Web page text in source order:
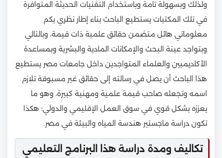
ولذلك وبسهولة تامة وباستخدام التقنيات الحديثة المتوافرة
في تلك المكتبات يستطيع الباحث بناء إطار نظري بكم
معلوماتي هائل متضمن حقائق علمية ذات قيمة، وبالتالي
وبتواجد عينة البحث والإمكانات المادية والبشرية وبمساعدة
الأكاديميين والعلماء المتواجدين داخل جامعات مصر يستطيع
هذا الباحث أن يصل في رسالته إلى حقائق غير مسبوقة تلازم
اسمه وتجعله صاحب قيمة علمية ومهنية كبيرة، وهو ما
يعززه بشكل قوي في سوق العمل الإقليمي والدولي؛ هكذا
تكون دراسة ماجستير هندسة المياه والبيئة في مصر.
تكاليف ومدة دراسة هذا البرنامج التعليمي